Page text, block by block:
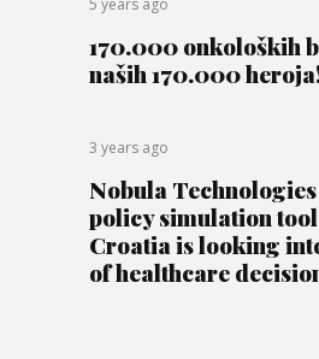
170.000 onkoloških
naših 170.000
3 years ago
Nobula
policy simulation
Croatia is looking
of healthcare